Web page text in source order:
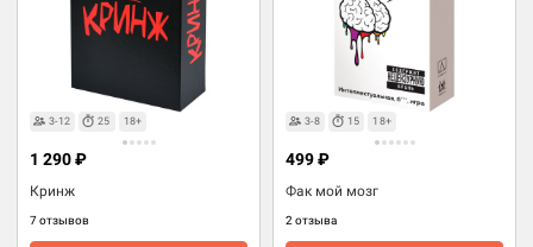
3-12 25 18+
Кринж
7 отзывов
1 290 ₽
3-8 15 18+
Фак мой мозг
2 отзыва
499 ₽